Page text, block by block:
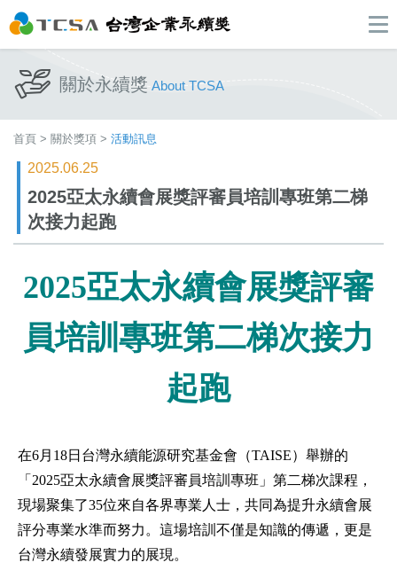
關於永續獎 About TCSA
首頁 > 關於獎項 > 活動訊息
2025.06.25
2025亞太永續會展獎評審員培訓專班第二梯
次接力起跑
2025亞太永續會展獎評審
員培訓專班第二梯次接力
起跑
在6月18日台灣永續能源研究基金會（TAISE）舉辦的
「2025亞太永續會展獎評審員培訓專班」第二梯次課程，
現場聚集了35位來自各界專業人士，共同為提升永續會展
評分專業水準而努力。這場培訓不僅是知識的傳遞，更是
台灣永續發展實力的展現。